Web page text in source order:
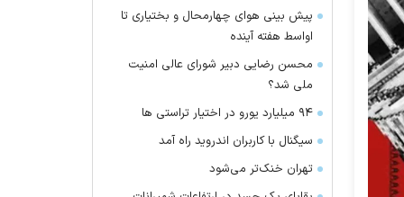
پیش بینی هوای چهارمحال و بختیاری تا
اواسط هفته آینده
محسن رضایی دبیر شورای عالی امنیت
ملی شد؟
۹۴ میلیارد یورو در اختیار تراستی ها
سیگنال با کاربران اندروید راه آمد
تهران خنک‌تر می‌شود